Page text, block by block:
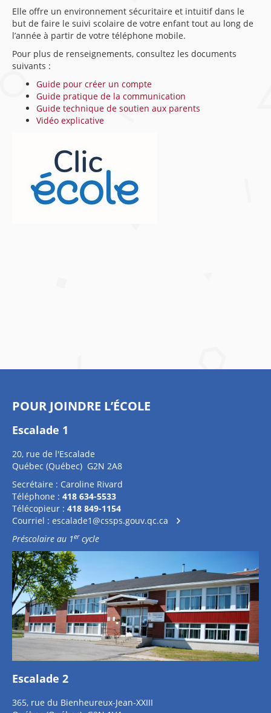
Elle offre un environnement sécuritaire et intuitif dans le
but de faire le suivi scolaire de votre enfant tout au long de
l’année à partir de votre téléphone mobile.
Pour plus de renseignements, consultez les documents
suivants :
Guide pour créer un compte
Guide pratique de la communication
Guide technique de soutien aux parents
Vidéo explicative
POUR JOINDRE L’ÉCOLE
Escalade 1
20, rue de l'Escalade
Québec (Québec) G2N 2A8
Secrétaire : Caroline Rivard
Téléphone : 418 634-5533
Télécopieur : 418 849-1154
Courriel : escalade1@cssps.gouv.qc.ca
Préscolaire au 1ercycle
Escalade 2
365, rue du Bienheureux-Jean-XXIII